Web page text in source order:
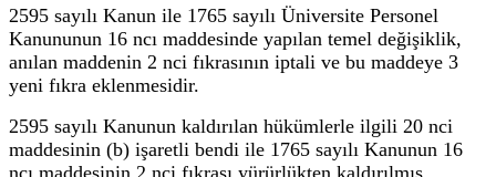
2595 sayılı Kanun ile 1765 sayılı Üniversite Personel
Kanununun 16 ncı maddesinde yapılan temel değişiklik,
anılan maddenin 2 nci fıkrasının iptali ve bu maddeye 3
yeni fıkra eklenmesidir.
2595 sayılı Kanunun kaldırılan hükümlerle ilgili 20 nci
maddesinin (b) işaretli bendi ile 1765 sayılı Kanunun 16
ncı maddesinin 2 nci fıkrası yürürlükten kaldırılmış